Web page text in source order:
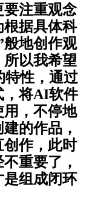
注重观念
据具体科
般地创作观
所以我希望
特性，通过
，将AI软件
用，不停地
的作品，
创作，此时
重要了，
是组成闭环